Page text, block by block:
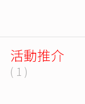
活動推介
( 1 )